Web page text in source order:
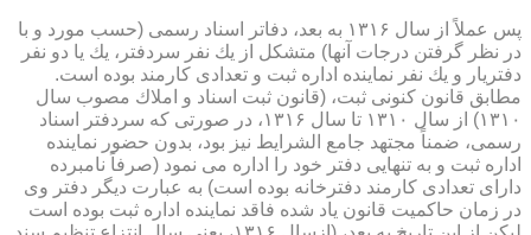
پس عملاً از سال ۱۳۱۶ به بعد، دفاتر اسناد رسمی (حسب مورد و با
در نظر گرفتن درجات آنها) متشكل از یك نفر سردفتر، یك یا دو نفر
دفتریار و یك نفر نماینده اداره ثبت و تعدادی كارمند بوده است.
مطابق قانون كنونی ثبت، (قانون ثبت اسناد و املاك مصوب سال
۱۳۱۰) از سال ۱۳۱۰ تا سال ۱۳۱۶، در صورتی كه سردفتر اسناد
رسمی، ضمناً مجتهد جامع الشرایط نیز بود، بدون حضور نماینده
اداره ثبت و به تنهایی دفتر خود را اداره می نمود (صرفاً نامبرده
دارای تعدادی كارمند دفترخانه بوده است) به عبارت دیگر دفتر وی
در زمان حاكمیت قانون یاد شده فاقد نماینده اداره ثبت بوده است